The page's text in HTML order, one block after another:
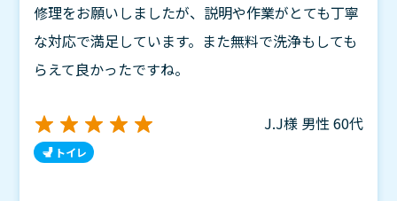
修理をお願いしましたが、説明や作業がとても丁寧
な対応で満足しています。また無料で洗浄もしても
らえて良かったですね。
J.J様 男性60代
トイレ